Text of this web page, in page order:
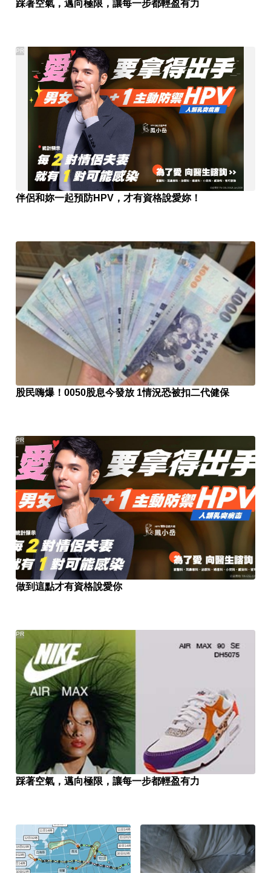
踩著空氣，邁向極限，讓每一步都輕盈有力
伴侶和妳一起預防HPV，才有資格說愛妳！
PR
股民嗨爆！0050股息今發放 1情況恐被扣二代健保
做到這點才有資格說愛你
PR
踩著空氣，邁向極限，讓每一步都輕盈有力
PR